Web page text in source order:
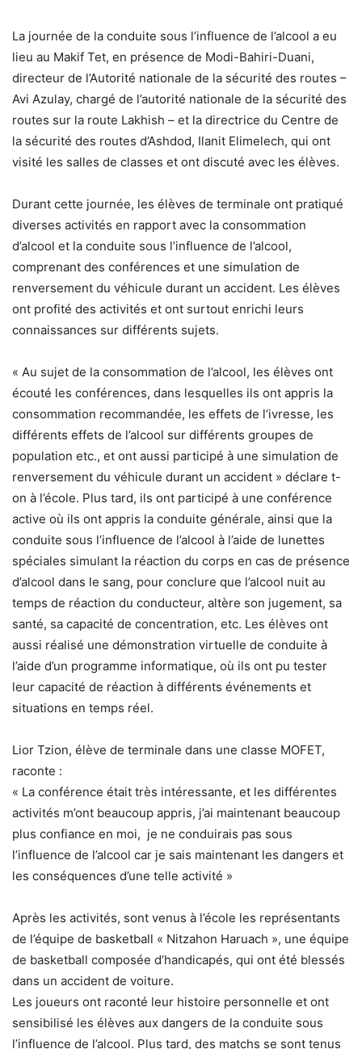
La journée de la conduite sous l’influence de l’alcool a eu
lieu au Makif Tet, en présence de Modi-Bahiri-Duani,
directeur de l’Autorité nationale de la sécurité des routes –
Avi Azulay, chargé de l’autorité nationale de la sécurité des
routes sur la route Lakhish – et la directrice du Centre de
la sécurité des routes d’Ashdod, Ilanit Elimelech, qui ont
visité les salles de classes et ont discuté avec les élèves.
Durant cette journée, les élèves de terminale ont pratiqué
diverses activités en rapport avec la consommation
d’alcool et la conduite sous l’influence de l’alcool,
comprenant des conférences et une simulation de
renversement du véhicule durant un accident. Les élèves
ont profité des activités et ont surtout enrichi leurs
connaissances sur différents sujets.
« Au sujet de la consommation de l’alcool, les élèves ont
écouté les conférences, dans lesquelles ils ont appris la
consommation recommandée, les effets de l’ivresse, les
différents effets de l’alcool sur différents groupes de
population etc., et ont aussi participé à une simulation de
renversement du véhicule durant un accident » déclare t-
on à l’école. Plus tard, ils ont participé à une conférence
active où ils ont appris la conduite générale, ainsi que la
conduite sous l’influence de l’alcool à l’aide de lunettes
spéciales simulant la réaction du corps en cas de présence
d’alcool dans le sang, pour conclure que l’alcool nuit au
temps de réaction du conducteur, altère son jugement, sa
santé, sa capacité de concentration, etc. Les élèves ont
aussi réalisé une démonstration virtuelle de conduite à
l’aide d’un programme informatique, où ils ont pu tester
leur capacité de réaction à différents événements et
situations en temps réel.
Lior Tzion, élève de terminale dans une classe MOFET,
raconte :
« La conférence était très intéressante, et les différentes
activités m’ont beaucoup appris, j’ai maintenant beaucoup
plus confiance en moi, je ne conduirais pas sous
l’influence de l’alcool car je sais maintenant les dangers et
les conséquences d’une telle activité »
Après les activités, sont venus à l’école les représentants
de l’équipe de basketball « Nitzahon Haruach », une équipe
de basketball composée d’handicapés, qui ont été blessés
dans un accident de voiture.
Les joueurs ont raconté leur histoire personnelle et ont
sensibilisé les élèves aux dangers de la conduite sous
l’influence de l’alcool. Plus tard, des matchs se sont tenus